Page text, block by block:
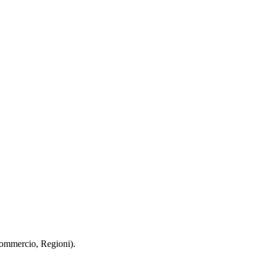
Regioni).